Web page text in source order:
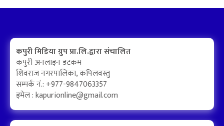
कपुरी मिडिया ग्रुप प्रा.लि.द्वारा संचालित
कपुरी अनलाइन डटकम
शिवराज नगरपालिका, कपिलवस्तु
सम्पर्क नं.: +977-9847063357
इमेल :kapurionline@gmail.com